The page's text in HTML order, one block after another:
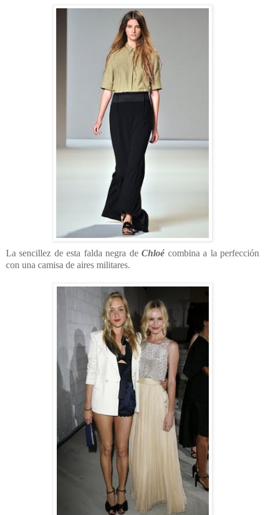
La sencillez de esta falda negra deChloécombina a la perfección
con una camisa de aires militares.